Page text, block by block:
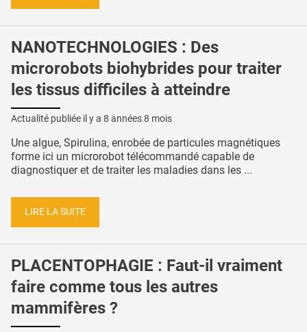
NANOTECHNOLOGIES : Des
microrobots biohybrides pour traiter
les tissus difficiles à atteindre
Actualité publiée il y a 8 années 8 mois
Une algue, Spirulina, enrobée de particules magnétiques
forme ici un microrobot télécommandé capable de
diagnostiquer et de traiter les maladies dans les ...
LIRE LA SUITE
PLACENTOPHAGIE : Faut-il vraiment
faire comme tous les autres
mammifères ?